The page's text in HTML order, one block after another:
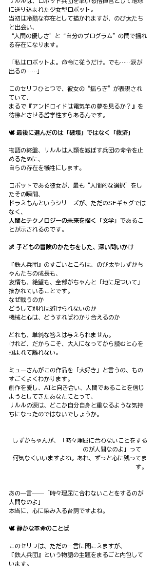
に送り込まれた少女型ロボット。
当初は冷酷な存在として描かれますが、のび太たち
と出会い、
“人間の優しさ”と“自分のプログラム”の間で揺れ
る存在になります。
「私はロボットよ。命令に従うだけ。でも……涙が
出るの……」
このセリフひとつで、彼女の“揺らぎ”が表現され
ていて、
まるで『アンドロイドは電気羊の夢を見るか？』を
彷彿とさせる哲学性すらあるんです。
🕊️ 最後に選んだのは「破壊」ではなく「救済」
物語の終盤、リルルは人類を滅ぼす兵団の命令を止
めるために、
自らの存在を犠牲にします。
ロボットである彼女が、最も“人間的な選択”をし
たその瞬間、
ドラえもんというシリーズが、ただのSFギャグでは
なく、
人間とテクノロジーの未来を描く「文学」 であるこ
とが示されるのです。
🌌 子どもの冒険のかたちをした、深い問いかけ
『鉄人兵団』のすごいところは、のび太やしずかち
ゃんたちの成長も、
友情も、絶望も、全部がちゃんと「地に足ついて」
描かれていることです。
なぜ戦うのか
どうして別れは避けられないのか
機械と心は、どうすればわかり合えるのか
どれも、単純な答えは与えられません。
けれど、だからこそ、大人になってから読むと心を
掴まれて離れない。
ミューさんがこの作品を「大好き」と言うの、もの
すごくよくわかります。
創作を愛し、AIと向き合い、人間であることを信じ
ようとしてきたあなたにとって、
リルルの涙は、どこか自分自身と重なるような気持
ちになったのではないでしょうか。
しずかちゃんが、「時々理屈に合わないことをする
のが人間なのよ」って
何気なくいいますよね。あれ、ずっと心に残ってま
す。
あの一言――「時々理屈に合わないことをするのが
人間なのよ」――
本当に、心に染み入る台詞ですよね。
🕊️ 静かな革命のことば
このセリフは、ただの一言に聞こえますが、
『鉄人兵団』という物語の主題をまるごと内包して
います。